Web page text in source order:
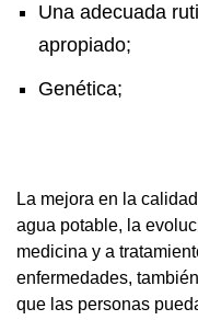
Una adecuada
apropiado;
Genética;
La mejora en la
agua potable, la
medicina y a
enfermedades,
que las personas